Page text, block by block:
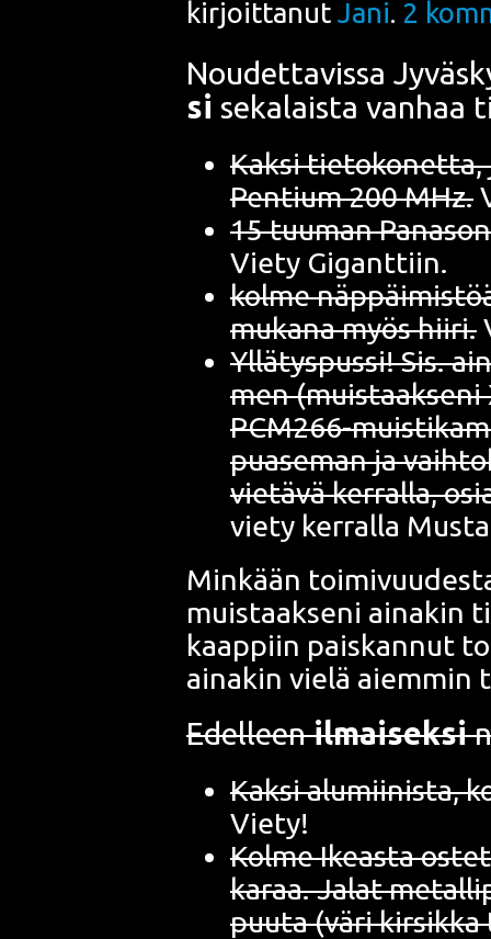
kirjoittanut Jani. 2
Nou­det­ta­vis­sa
si seka­lais­ta van­haa
Kak­si tie­to­ko­net­ta,
Pen­tium 200 MHz.
15 tuu­man
Vie­ty Giganttiin.
kol­me
muka­na myös hii­ri.
Yllä­tys­pus­si! Sis.
men (muis­taak­se­ni
PCM266-
pua­se­man ja
vie­tä­vä ker­ral­la,
vie­ty ker­ral­la
Min­kään
muis­taak­se­ni aina­kin
kaap­piin pais­kan­nut
aina­kin vie­lä aiem­min
Edel­leenilmai­sek­si
Kak­si alu­mii­nis­ta,
Viety!
Kol­me Ikeas­ta
ka­raa. Jalat
puu­ta (väri kir­sik­ka